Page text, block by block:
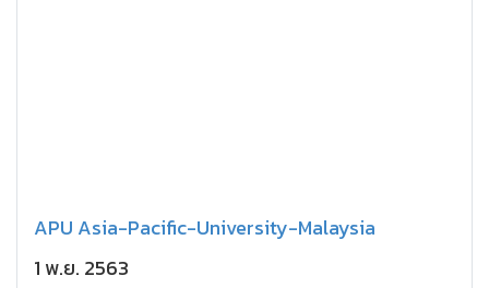
APU Asia-Pacific-University-Malaysia
1 พ.ย. 2563